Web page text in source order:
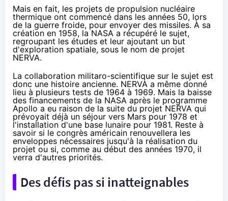
Mais en fait, les projets de propulsion nucléaire
thermique ont commencé dans les années 50, lors
de la guerre froide, pour envoyer des missiles. À sa
création en 1958, la NASA a récupéré le sujet,
regroupant les études et leur ajoutant un but
d'exploration spatiale, sous le nom de projet
NERVA.
La collaboration militaro-scientifique sur le sujet est
donc une histoire ancienne. NERVA a même donné
lieu à plusieurs tests de 1964 à 1969. Mais la baisse
des financements de la NASA après le programme
Apollo a eu raison de la suite du projet NERVA qui
prévoyait déjà un séjour vers Mars pour 1978 et
l'installation d'une base lunaire pour 1981. Reste à
savoir si le congrès américain renouvellera les
enveloppes nécessaires jusqu'à la réalisation du
projet ou si, comme au début des années 1970, il
verra d'autres priorités.
Des défis pas si inatteignables